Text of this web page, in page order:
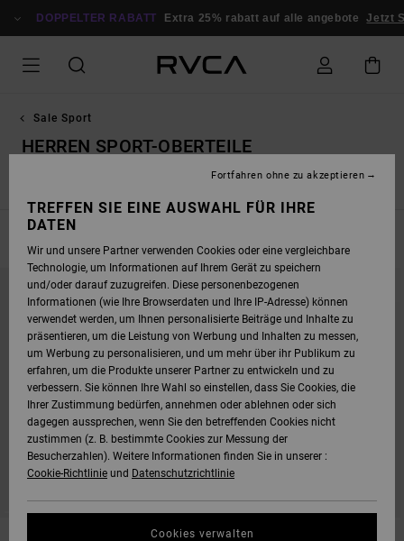
ZUR
DOPPELTER RABATT Extra 25% rabatt auf alle angebote Jetzt
Sale Sport
HERREN SPORT-OBERTEILE
DIREKT
FILTERKRITERIEN
ÜBERSPRINGEN
FILTERN
5
TREFFEN SIE EINE AUSWAHL FÜR IHRE
DATEN
Wir und unsere Partner verwenden Cookies oder eine vergleichbare
Technologie, um Informationen auf Ihrem Gerät zu speichern
und/oder darauf zuzugreifen. Diese personenbezogenen
Informationen (wie Ihre Browserdaten und Ihre IP-Adresse) können
verwendet werden, um Ihnen personalisierte Beiträge und Inhalte zu
präsentieren, um die Leistung von Werbung und Inhalten zu messen,
um Werbung zu personalisieren, und um mehr über ihr Publikum zu
erfahren, um die Produkte unserer Partner zu entwickeln und zu
verbessern. Sie können Ihre Wahl so einstellen, dass Sie Cookies, die
Ihrer Zustimmung bedürfen, annehmen oder ablehnen oder sich
dagegen aussprechen, wenn Sie den betreffenden Cookies nicht
zustimmen (z. B. bestimmte Cookies zur Messung der
Besucherzahlen). Weitere Informationen finden Sie in unserer :
Cookie-Richtlinie und Datenschutzrichtlinie
Cookies verwalten
Fortfahren ohne zu akzeptieren